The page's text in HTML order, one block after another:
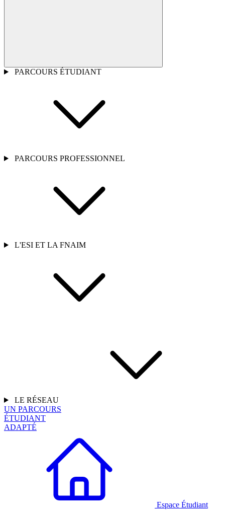
PARCOURS ÉTUDIANT
PARCOURS PROFESSIONNEL
L'ESI ET LA FNAIM
LE RÉSEAU
UN PARCOURS
ÉTUDIANT
ADAPTÉ
Espace Étudiant